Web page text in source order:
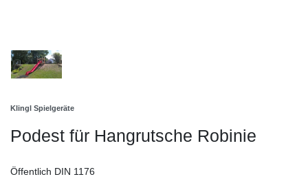
Klingl Spielgeräte
Podest für Hangrutsche Robinie
Öffentlich DIN 1176